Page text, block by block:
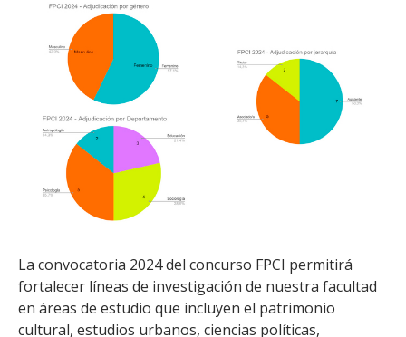
La convocatoria 2024 del concurso FPCI permitirá
fortalecer líneas de investigación de nuestra facultad
en áreas de estudio que incluyen el patrimonio
cultural, estudios urbanos, ciencias políticas,